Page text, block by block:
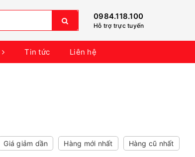
0984.118.100
Hỗ trợ trực tuyến
Tin tức Liên hệ
Giá giảm dần Hàng mới nhất Hàng cũ nhất